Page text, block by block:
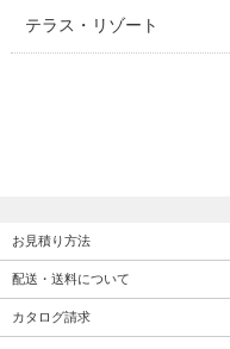
テラス・リゾート
お見積り方法
配送・送料について
カタログ請求